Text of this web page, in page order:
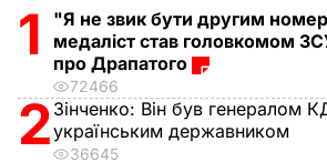
1
"Я не звик бути другим
медаліст став головкомом
про Драпатого
72466
2 Зінченко: Він був генералом
українським державником
36645